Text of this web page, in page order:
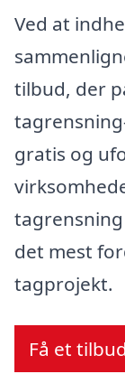
Ved at
tilbud, der
gratis og
det mest
tagprojekt.
Få et